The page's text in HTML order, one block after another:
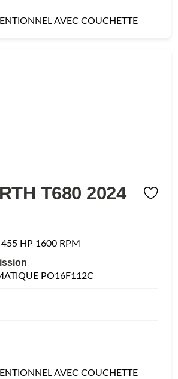
AVEC COUCHETTE
T680 2024
HP 1600 RPM
PO16F112C
AVEC COUCHETTE